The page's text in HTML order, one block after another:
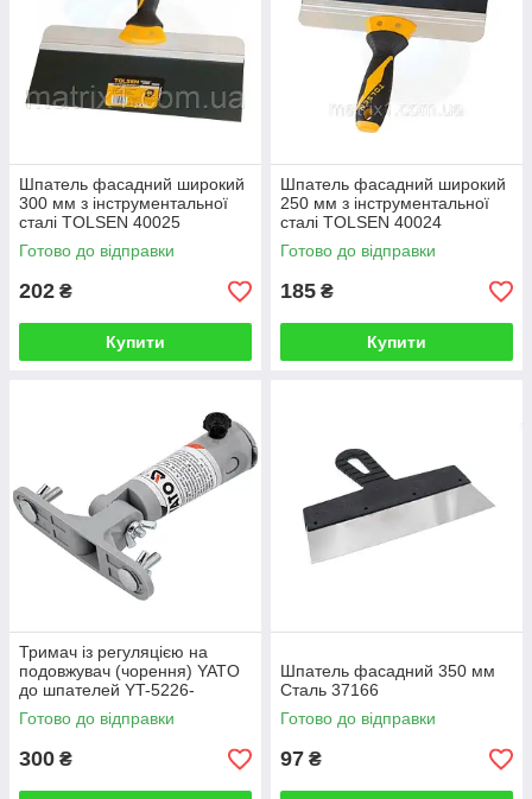
Шпатель фасадний широкий
300 мм з інструментальної
сталі TOLSEN 40025
Готово до відправки
202 ₴
Купити
Шпатель фасадний широкий
250 мм з інструментальної
сталі TOLSEN 40024
Готово до відправки
185 ₴
Купити
Тримач із регуляцією на
подовжувач (чорення) YATO
до шпателей YT-5226-
5230,YT-52310- YT-52320
Готово до відправки
300 ₴
Шпатель фасадний 350 мм
Сталь 37166
Готово до відправки
97 ₴